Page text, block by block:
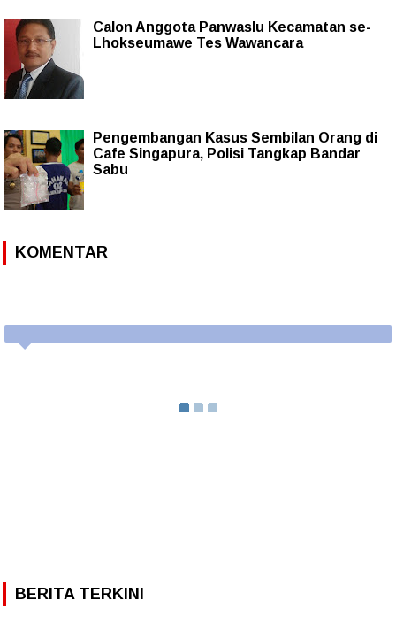
Calon Anggota Panwaslu Kecamatan se-
Lhokseumawe Tes Wawancara
Pengembangan Kasus Sembilan Orang di
Cafe Singapura, Polisi Tangkap Bandar
Sabu
KOMENTAR
BERITA TERKINI